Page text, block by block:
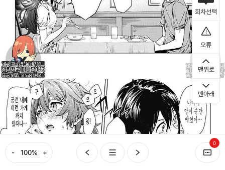
- +
0
회차선택
오류
맨위로
맨아래